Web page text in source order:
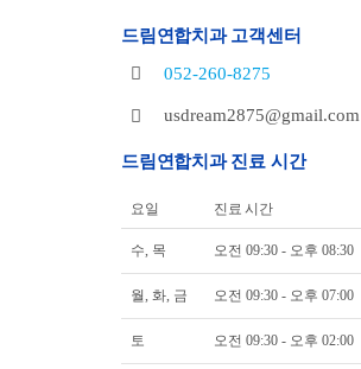
드림연합치과 고객센터
052-260-8275
usdream2875@gmail.com
드림연합치과 진료 시간
요일 진료 시간
수, 목 오전 09:30 - 오후 08:30
월, 화, 금 오전 09:30 - 오후 07:00
토 오전 09:30 - 오후 02:00